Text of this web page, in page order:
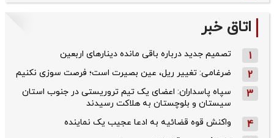
اتاق خبر
1 تصمیم جدید درباره باقی مانده دینارهای اربعین
2 ضرغامی: تغییر ریل، عین بصیرت است؛ فرصت سوزی نکنیم
3
سپاه پاسداران: اعضای یک تیم تروریستی در جنوب استان
سیستان و بلوچستان به هلاکت رسیدند
4 واکنش قوه قضائیه به ادعا عجیب یک نماینده